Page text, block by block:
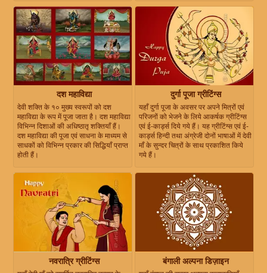
दश महाविद्या
देवी शक्ति के १० मुख्य स्वरूपों को दश
महाविद्या के रूप में पूजा जाता है। दश महाविद्या
विभिन्न दिशाओं की अधिष्ठातृ शक्तियाँ हैं।
दश महाविद्या की पूजा एवं साधना के माध्यम से
साधकों को विभिन्न प्रकार की सिद्धियाँ प्राप्त
होती हैं।
दुर्गा पूजा ग्रीटिंग्स
यहाँ दुर्गा पूजा के अवसर पर अपने मित्रों एवं
परिजनों को भेजने के लिये आकर्षक ग्रीटिंग्स
एवं ई-कार्ड्स दिये गये हैं। यह ग्रीटिंग्स एवं ई-
कार्ड्स हिन्दी तथा अंग्रेजी दोनों भाषाओं में देवी
माँ के सुन्दर चित्रों के साथ प्रकाशित किये
गये हैं।
नवरात्रि ग्रीटिंग्स बंगाली अल्पना डिज़ाइन